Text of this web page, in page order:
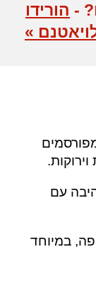
- הורידו
»
עם
במיוחד